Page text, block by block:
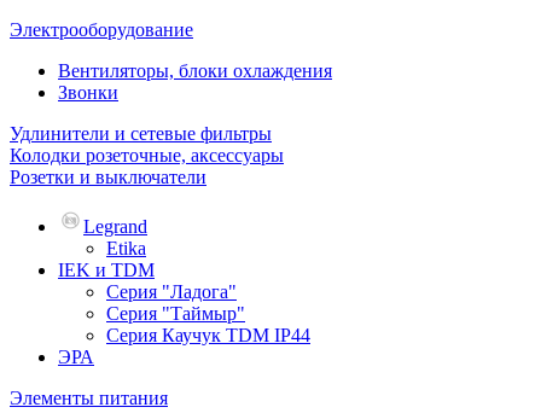
Электрооборудование
Вентиляторы, блоки охлаждения
Звонки
Удлинители и сетевые фильтры
Колодки розеточные, аксессуары
Розетки и выключатели
Legrand
Etika
IEK и TDM
Серия "Ладога"
Серия "Таймыр"
Серия Каучук TDM IP44
ЭРА
Элементы питания